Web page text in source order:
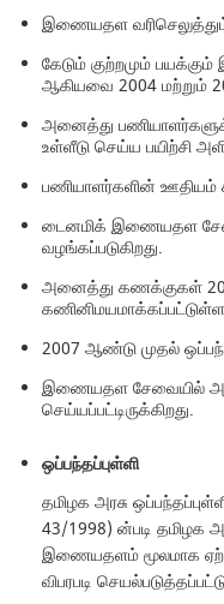
இணையதள
கேடும் குற்றமும்
ஆகியவை 2004 மற்றும்
அனைத்து
உள்ளீடு செய்ய பயிற்சி
பணியாளர்களின் ஊதியம்
டைனமிக் இணையதள
வழங்கப்படுகிறது.
அனைத்து கணக்குகள்
2007 ஆண்டு முதல்
இணையதள சேவையில்
செய்யப்பட்டிருக்கிறது.
ஒப்பந்தப்புள்ளி
தமிழக அரசு
43/1998) ன்படி தமிழக
இணையதளம் மூலமாக
விபரபடி